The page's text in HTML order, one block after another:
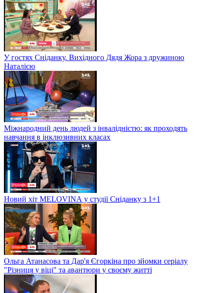
У гостях Сніданку. Вихідного Дядя Жора з дружиною
Наталією
Міжнародний день людей з інвалідністю: як проходять
навчання в інклюзивних класах
Новий хіт MELOVINА у студії Сніданку з 1+1
Ольга Атанасова та Дар'я Єгоркіна про зйомки серіалу
"Різниця у віці" та авантюри у своєму житті